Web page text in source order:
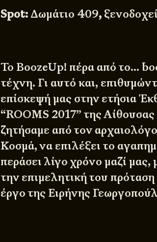
Spot: Δωμάτιο 409,
Το BoozeUp! πέρα από το…
τέχνη. Γι αυτό και,
επίσκεψή μας στην ετήσια
“ROOMS 2017” της
ζητήσαμε από τον
Κοσμά, να επιλέξει το
περάσει λίγο χρόνο μαζί μας,
την επιμελητική του
έργο της Ειρήνης